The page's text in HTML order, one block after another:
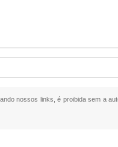
nossos links, é proibida sem a